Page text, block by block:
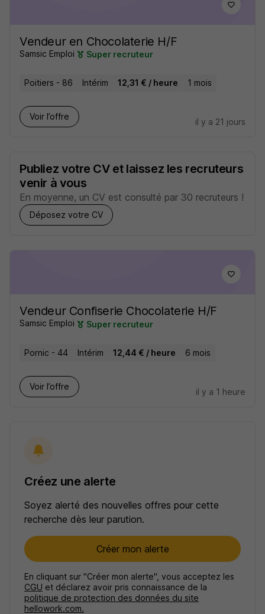
Vendeur en Chocolaterie H/F
Samsic Emploi Super recruteur
Poitiers - 86 Intérim 12,31 € / heure 1 mois
Voir l’offre
il y a 21 jours
Publiez votre CV et laissez les recruteurs
venir à vous
En moyenne, un CV est consulté par 30 recruteurs !
Déposez votre CV
Vendeur Confiserie Chocolaterie H/F
Samsic Emploi Super recruteur
Pornic - 44 Intérim 12,44 € / heure 6 mois
Voir l’offre
il y a 1 heure
Créez une alerte
Soyez alerté des nouvelles offres pour cette
recherche dès leur parution.
Créer mon alerte
En cliquant sur "Créer mon alerte", vous acceptez les
CGU et déclarez avoir pris connaissance de la
politique de protection des données du site
hellowork.com.